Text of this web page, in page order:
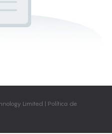
Limited | Política de